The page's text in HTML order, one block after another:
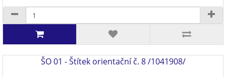
ŠO 01 - Štítek orientační č. 8 /1041908/